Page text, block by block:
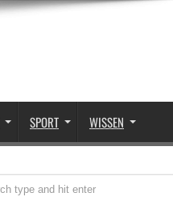
SPORT WISSEN